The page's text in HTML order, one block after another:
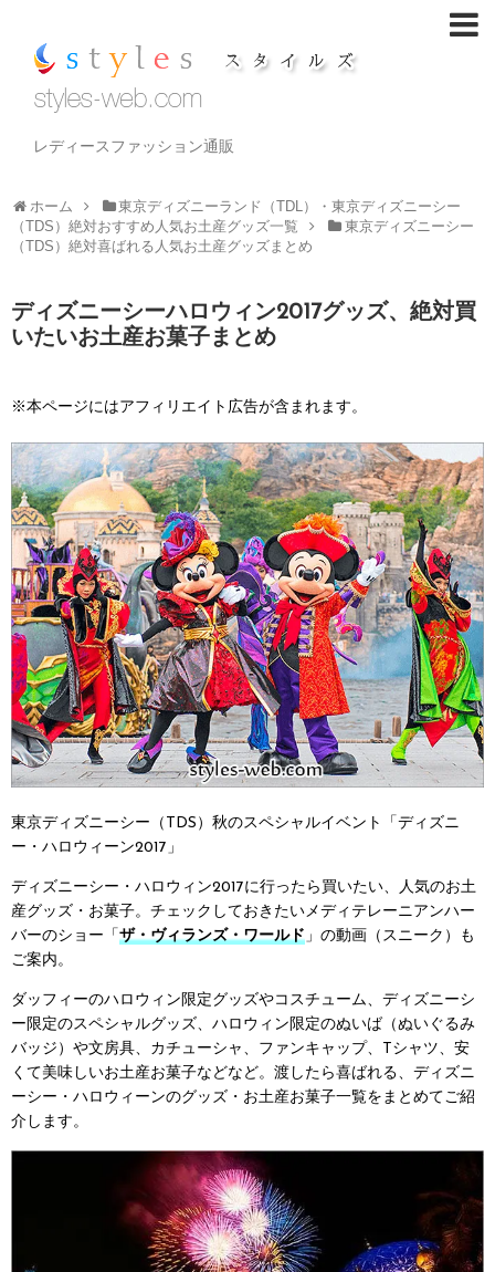
レディースファッション通販
ホーム
東京ディズニーランド（TDL）・東京ディズニーシー
（TDS）絶対おすすめ人気お土産グッズ一覧
東京ディズニーシー
（TDS）絶対喜ばれる人気お土産グッズまとめ
ディズニーシーハロウィン2017グッズ、絶対買
いたいお土産お菓子まとめ
※本ページにはアフィリエイト広告が含まれます。
東京ディズニーシー（TDS）秋のスペシャルイベント「ディズニ
ー・ハロウィーン2017」
ディズニーシー・ハロウィン2017に行ったら買いたい、人気のお土
産グッズ・お菓子。チェックしておきたいメディテレーニアンハー
バーのショー「 ザ・ヴィランズ・ワールド」の動画（スニーク）も
ご案内。
ダッフィーのハロウィン限定グッズやコスチューム、ディズニーシ
ー限定のスペシャルグッズ、ハロウィン限定のぬいば（ぬいぐるみ
バッジ）や文房具、カチューシャ、ファンキャップ、Tシャツ、安
くて美味しいお土産お菓子などなど。渡したら喜ばれる、ディズニ
ーシー・ハロウィーンのグッズ・お土産お菓子一覧をまとめてご紹
介します。